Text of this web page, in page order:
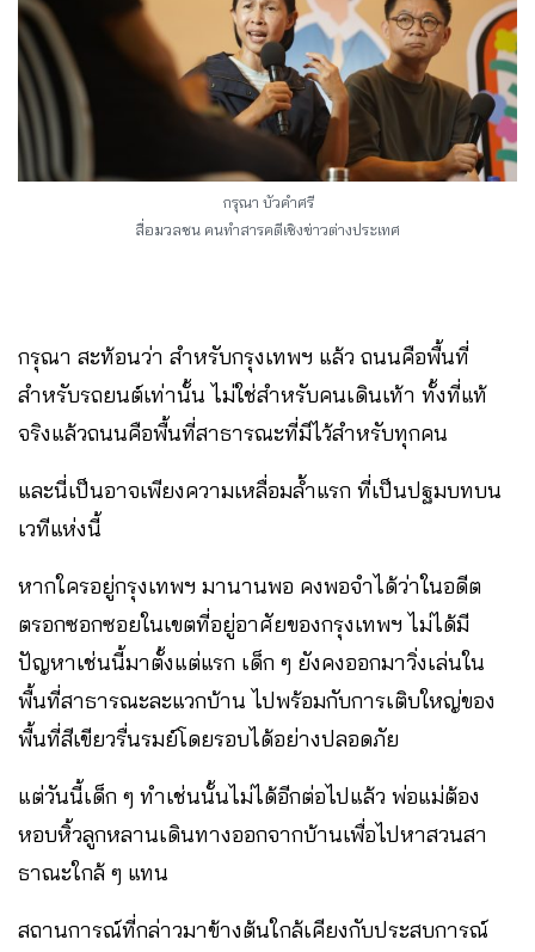
กรุณา บัวคำศรี
สื่อมวลชน คนทำสารคดีเชิงข่าวต่างประเทศ
กรุณา สะท้อนว่า สำหรับกรุงเทพฯ แล้ว ถนนคือพื้นที่
สำหรับรถยนต์เท่านั้น ไม่ใช่สำหรับคนเดินเท้า ทั้งที่แท้
จริงแล้วถนนคือพื้นที่สาธารณะที่มีไว้สำหรับทุกคน
และนี่เป็นอาจเพียงความเหลื่อมล้ำแรก ที่เป็นปฐมบทบน
เวทีแห่งนี้
หากใครอยู่กรุงเทพฯ มานานพอ คงพอจำได้ว่าในอดีต
ตรอกซอกซอยในเขตที่อยู่อาศัยของกรุงเทพฯ ไม่ได้มี
ปัญหาเช่นนี้มาตั้งแต่แรก เด็ก ๆ ยังคงออกมาวิ่งเล่นใน
พื้นที่สาธารณะละแวกบ้าน ไปพร้อมกับการเติบใหญ่ของ
พื้นที่สีเขียวรื่นรมย์โดยรอบได้อย่างปลอดภัย
แต่วันนี้เด็ก ๆ ทำเช่นนั้นไม่ได้อีกต่อไปแล้ว พ่อแม่ต้อง
หอบหิ้วลูกหลานเดินทางออกจากบ้านเพื่อไปหาสวนสา
ธาณะใกล้ ๆ แทน
สถานการณ์ที่กล่าวมาข้างต้นใกล้เคียงกับประสบการณ์